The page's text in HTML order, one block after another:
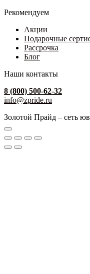
Рекомендуем
Акции
Подарочные
Рассрочка
Блог
Наши контакты
8 (800) 500-62-32
info@zpride.ru
Золотой Прайд – сеть